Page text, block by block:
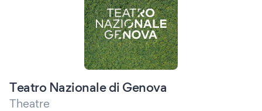
Teatro Nazionale di Genova
Theatre